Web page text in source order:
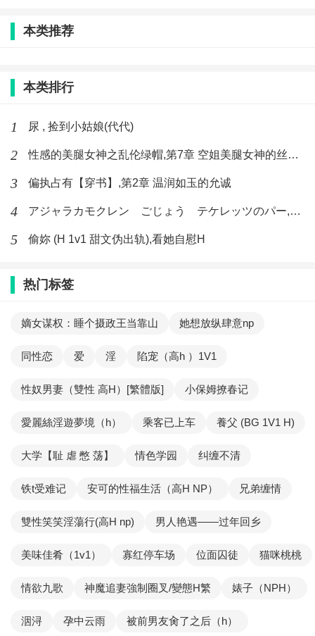
本类推荐
本类排行
1 尿 , 捡到小姑娘(代代)
2 性感的美腿女神之乱伦绿帽,第7章 空姐美腿女神的丝袜足交
3 偏执占有【穿书】,第2章 温润如玉的允诚
4 アジャラカモクレン ごじょう テケレッツのパー,【No. 42 Rube Goldberg Machine】十四
5 偷妳 (H 1v1 甜文伪出轨),看她自慰H
热门标签
嫡女谋权：睡个摄政王当靠山 她想放纵肆意np
同性恋 爱 淫 陷宠（高h ）1V1
性奴男妻（雙性 高H）[繁體版] 小保姆撩春记
愛麗絲淫遊夢境（h） 乘客已上车 養父 (BG 1V1 H)
大学【耻 虐 憋 荡】 情色学园 纠缠不清
铁t受难记 安可的性福生活（高H NP） 兄弟缠情
雙性笑笑淫蕩行(高H np) 男人艳遇——过年回乡
美味佳肴（1v1） 寡红停车场 位面囚徒 猫咪桃桃
情欲九歌 神魔追妻強制圈叉/變態H繁 婊子（NPH）
洇浔 孕中云雨 被前男友肏了之后（h）